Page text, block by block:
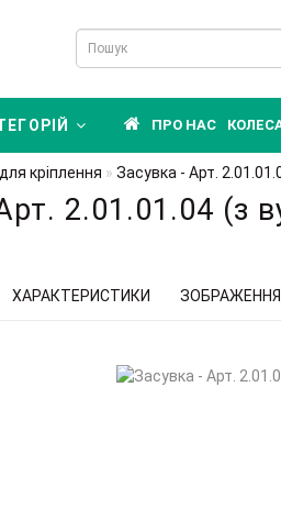
ПРО НАС
кріплення Засувка - Арт.
2.01.01.04 (з
ХАРАКТЕРИСТИКИ ЗОБРАЖЕННЯ